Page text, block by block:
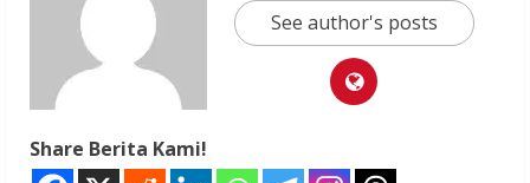
See author's posts
Share Berita Kami!